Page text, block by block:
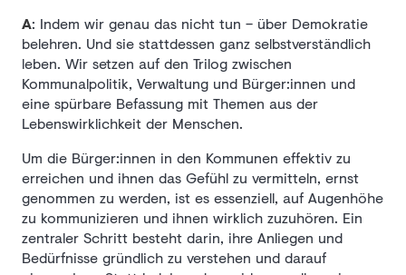
A: Indem wir genau das nicht tun – über Demokratie
belehren. Und sie stattdessen ganz selbstverständlich
leben. Wir setzen auf den Trilog zwischen
Kommunalpolitik, Verwaltung und Bürger:innen und
eine spürbare Befassung mit Themen aus der
Lebenswirklichkeit der Menschen.
Um die Bürger:innen in den Kommunen effektiv zu
erreichen und ihnen das Gefühl zu vermitteln, ernst
genommen zu werden, ist es essenziell, auf Augenhöhe
zu kommunizieren und ihnen wirklich zuzuhören. Ein
zentraler Schritt besteht darin, ihre Anliegen und
Bedürfnisse gründlich zu verstehen und darauf